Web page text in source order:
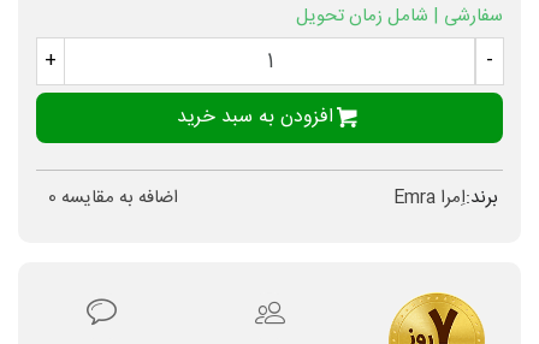
سفارشی | شامل زمان تحویل
-
+
افزودن به سبد خرید
برند:اِمرا Emra اضافه به مقایسه 0